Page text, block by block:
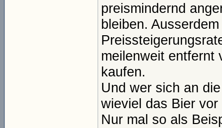
preismindernd
bleiben.
meilenweit entfernt
kaufen.
Und wer sich an
wieviel das Bier
Nur mal so als